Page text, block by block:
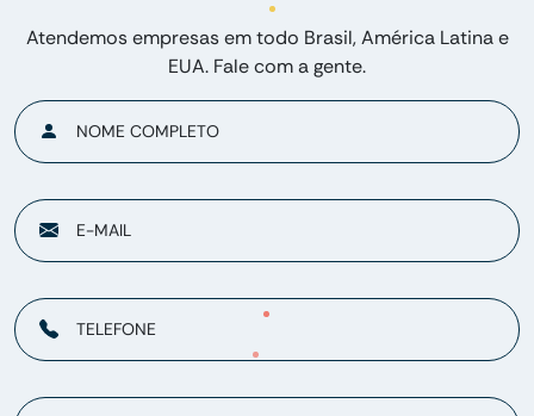
Atendemos empresas em todo Brasil, América Latina e
EUA. Fale com a gente.
NOME COMPLETO
E-MAIL
TELEFONE